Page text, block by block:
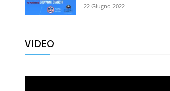
22 Giugno 2022
VIDEO